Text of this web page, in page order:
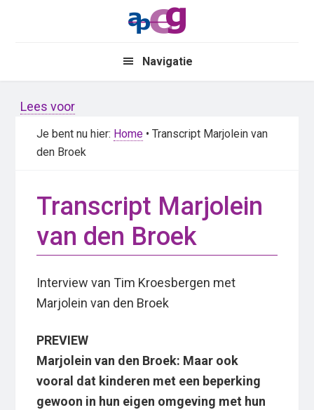
Navigatie
Lees voor
Je bent nu hier: Home • Transcript Marjolein van
den Broek
Transcript Marjolein
van den Broek
Interview van Tim Kroesbergen met
Marjolein van den Broek
PREVIEW
Marjolein van den Broek: Maar ook
vooral dat kinderen met een beperking
gewoon in hun eigen omgeving met hun